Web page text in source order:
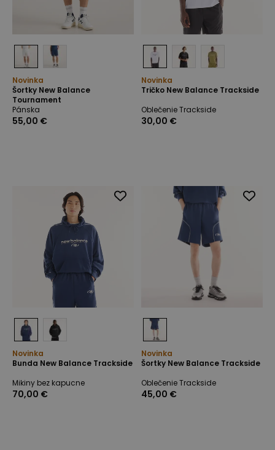
Novinka
Šortky New Balance
Tournament
Pánska
55,00 €
Novinka
Tričko New Balance Trackside
Oblečenie Trackside
30,00 €
Novinka
Bunda New Balance Trackside
Mikiny bez kapucne
70,00 €
Novinka
Šortky New Balance Trackside
Oblečenie Trackside
45,00 €